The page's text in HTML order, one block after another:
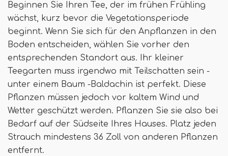
Beginnen Sie Ihren Tee, der im frühen Frühling
wächst, kurz bevor die Vegetationsperiode
beginnt. Wenn Sie sich für den Anpflanzen in den
Boden entscheiden, wählen Sie vorher den
entsprechenden Standort aus. Ihr kleiner
Teegarten muss irgendwo mit Teilschatten sein -
unter einem Baum -Baldachin ist perfekt. Diese
Pflanzen müssen jedoch vor kaltem Wind und
Wetter geschützt werden. Pflanzen Sie sie also bei
Bedarf auf der Südseite Ihres Hauses. Platz jeden
Strauch mindestens 36 Zoll von anderen Pflanzen
entfernt.